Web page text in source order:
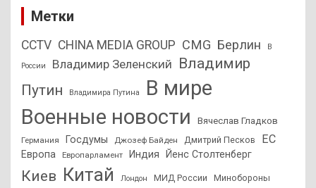
Метки
CCTV CHINA MEDIA GROUP CMG Берлин В
России Владимир Зеленский Владимир
Путин
Владимира Путина
В мире
Военные новости
Вячеслав Гладков
Германия Госдумы Джозеф Байден Дмитрий Песков ЕС
Европа Европарламент Индия Йенс Столтенберг
Киев Китай Лондон МИД России Минобороны